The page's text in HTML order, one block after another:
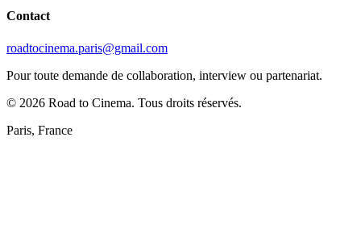
Contact
roadtocinema.paris@gmail.com
Pour toute demande de collaboration, interview ou partenariat.
© 2026 Road to Cinema. Tous droits réservés.
Paris, France